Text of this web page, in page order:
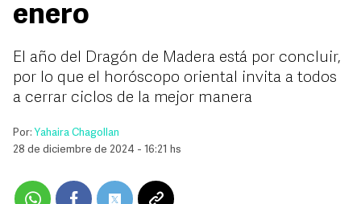
enero
El año del Dragón de Madera está por concluir,
por lo que el horóscopo oriental invita a todos
a cerrar ciclos de la mejor manera
Por: Yahaira Chagollan
28 de diciembre de 2024 - 16:21 hs